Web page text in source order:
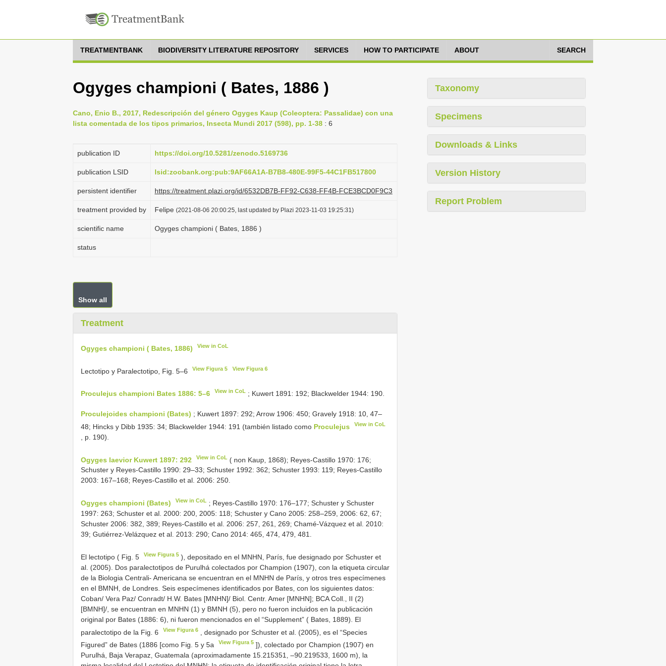
TREATMENTBANK BIODIVERSITY LITERATURE REPOSITORY SERVICES HOW TO PARTICIPATE ABOUT SEARCH
Ogyges championi ( Bates, 1886 )
Cano, Enio B., 2017, Redescripción del género Ogyges Kaup (Coleoptera: Passalidae) con una
lista comentada de los tipos primarios, Insecta Mundi 2017 (598), pp. 1-38 : 6
publication ID https://doi.org/10.5281/zenodo.5169736
publication LSID lsid:zoobank.org:pub:9AF66A1A-B7B8-480E-99F5-44C1FB517800
persistent identifier https://treatment.plazi.org/id/6532DB7B-FF92-C638-FF4B-FCE3BCD0F9C3
treatment provided by Felipe (2021-08-06 20:00:25, last updated by Plazi 2023-11-03 19:25:31)
scientific name Ogyges championi ( Bates, 1886 )
status
Show all
Treatment
Ogyges championi ( Bates, 1886) View in CoL
Lectotipo y Paralectotipo, Fig. 5–6 View Figura 5 View Figura 6
Proculejus championi Bates 1886: 5–6 View in CoL ; Kuwert 1891: 192; Blackwelder 1944: 190.
Proculejoides championi (Bates) ; Kuwert 1897: 292; Arrow 1906: 450; Gravely 1918: 10, 47–
48; Hincks y Dibb 1935: 34; Blackwelder 1944: 191 (también listado como Proculejus View in CoL
, p. 190).
Ogyges laevior Kuwert 1897: 292 View in CoL ( non Kaup, 1868); Reyes-Castillo 1970: 176;
Schuster y Reyes-Castillo 1990: 29–33; Schuster 1992: 362; Schuster 1993: 119; Reyes-Castillo
2003: 167–168; Reyes-Castillo et al. 2006: 250.
Ogyges championi (Bates) View in CoL ; Reyes-Castillo 1970: 176–177; Schuster y Schuster
1997: 263; Schuster et al. 2000: 200, 2005: 118; Schuster y Cano 2005: 258–259, 2006: 62, 67;
Schuster 2006: 382, 389; Reyes-Castillo et al. 2006: 257, 261, 269; Chamé-Vázquez et al. 2010:
39; Gutiérrez-Velázquez et al. 2013: 290; Cano 2014: 465, 474, 479, 481.
El lectotipo ( Fig. 5 View Figura 5 ), depositado en el MNHN, París, fue designado por Schuster et
al. (2005). Dos paralectotipos de Purulhá colectados por Champion (1907), con la etiqueta circular
de la Biologia Centrali- Americana se encuentran en el MNHN de París, y otros tres especímenes
en el BMNH, de Londres. Seis especímenes identificados por Bates, con los siguientes datos:
Coban/ Vera Paz/ Conradt/ H.W. Bates [MNHN]/ Biol. Centr. Amer [MNHN]; BCA Coll., II (2)
[BMNH]/, se encuentran en MNHN (1) y BMNH (5), pero no fueron incluidos en la publicación
original por Bates (1886: 6), ni fueron mencionados en el “Supplement” ( Bates, 1889). El
paralectotipo de la Fig. 6
View Figura 6
, designado por Schuster et al. (2005), es el “Species
Figured” de Bates (1886 [como Fig. 5 y 5a
View Figura 5 ]), colectado por Champion (1907) en
Purulhá, Baja Verapaz, Guatemala (aproximadamente 15.215351, –90.219533, 1600 m), la
Taxonomy
Specimens
Downloads & Links
Version History
Report Problem